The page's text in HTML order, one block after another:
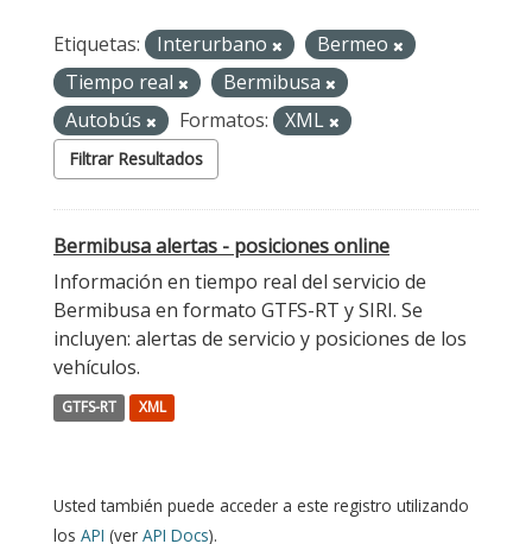
Etiquetas: Interurbano
Bermeo
Tiempo real
Bermibusa
Autobús
Formatos: XML
Filtrar Resultados
Bermibusa alertas - posiciones online
Información en tiempo real del servicio de
Bermibusa en formato GTFS-RT y SIRI. Se
incluyen: alertas de servicio y posiciones de los
vehículos.
GTFS-RT XML
Usted también puede acceder a este registro utilizando
los API (ver API Docs).